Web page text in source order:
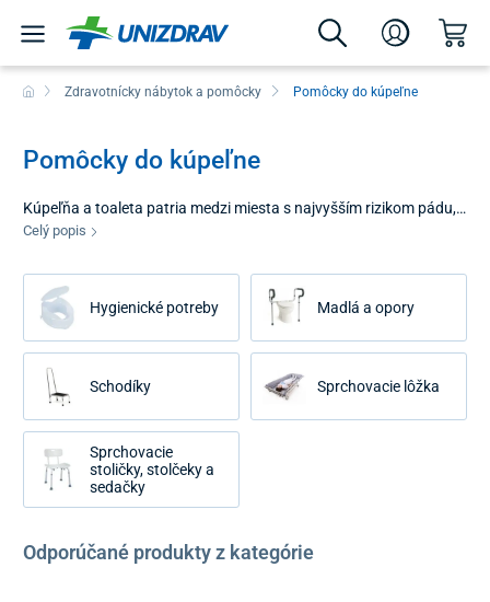
Zdravotnícky nábytok a pomôcky Pomôcky do kúpeľne
Pomôcky do kúpeľne
Kúpeľňa a toaleta patria medzi miesta s najvyšším rizikom pádu,
najmä pre seniorov a osoby so zníženou mobilitou. Pomôcky do
umožnili používateľom vykonávať osobnú hygienu dôstojne,
bezpečne a s čo najväčšou mierou samostatnosti. Kvalitné
vybavenie premieňa bežnú kúpeľňu na bezbariérový priestor,
ktorý šetrí sily pacienta a uľahčuje prácu opatrovateľom.
Celý popis
Hygienické potreby Madlá a opory
Schodíky Sprchovacie lôžka
Sprchovacie
stoličky, stolčeky a
sedačky
Odporúčané produkty z kategórie